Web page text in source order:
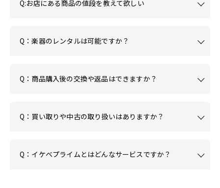
Q:お店にある商品の値段を教えて欲しい
Q：楽器のレンタルは可能ですか？
Q：商品購入後の交換や返品はできますか？
Q：買い取りや中古の取り扱いはありますか？
Q：イケベプライムとはどんなサービスですか？